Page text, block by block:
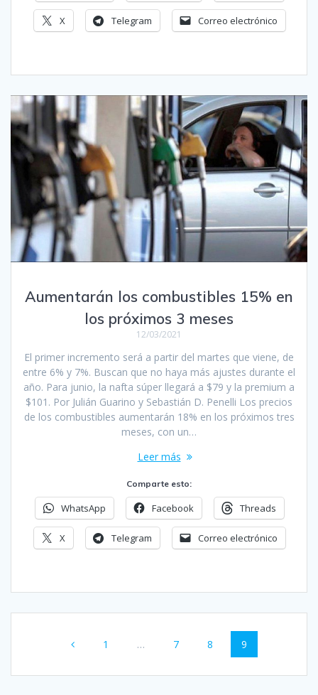
X Telegram Correo electrónico
Aumentarán los combustibles 15% en
los próximos 3 meses
12/03/2021
El primer incremento será a partir del martes que viene, de
entre 6% y 7%. Buscan que no haya más ajustes durante el
año. Para junio, la nafta súper llegará a $79 y la premium a
$101. Por Julián Guarino y Sebastián D. Penelli Los precios
de los combustibles aumentarán 18% en los próximos tres
meses, con un…
Leer más
Comparte esto:
WhatsApp Facebook Threads
X Telegram Correo electrónico
entradas
Página
1 … Página
7 Página
8 Página
9